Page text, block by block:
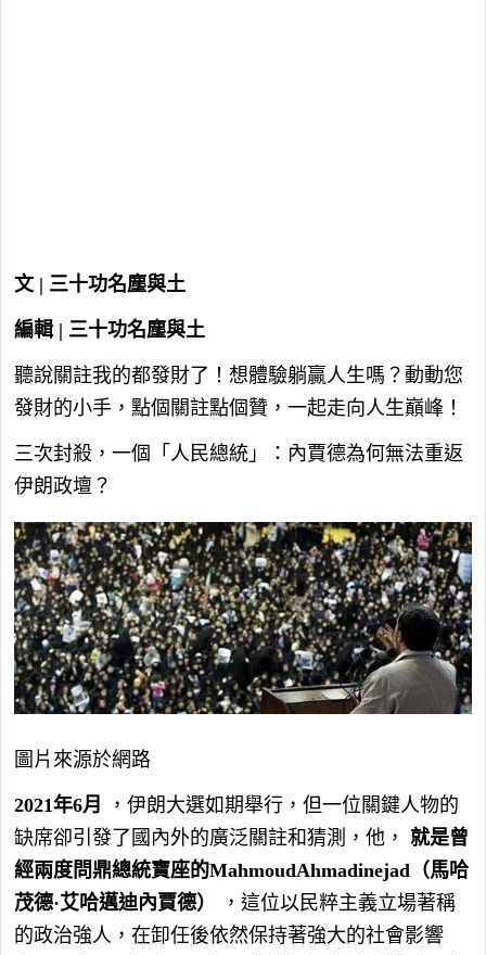
文 | 三十功名塵與土
編輯 | 三十功名塵與土
聽說關註我的都發財了！想體驗躺贏人生嗎？動動您
發財的小手，點個關註點個贊，一起走向人生巔峰！
三次封殺，一個「人民總統」：內賈德為何無法重返
伊朗政壇？
圖片來源於網路
2021年6月
，伊朗大選如期舉行，但一位關鍵人物的
缺席卻引發了國內外的廣泛關註和猜測，他， 就是曾
經兩度問鼎總統寶座的MahmoudAhmadinejad（馬哈
茂德·艾哈邁迪內賈德）
，這位以民粹主義立場著稱
的政治強人，在卸任後依然保持著強大的社會影響